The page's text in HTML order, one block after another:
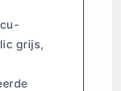
grijs,